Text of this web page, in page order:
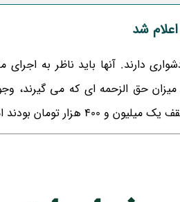
اعلام شد
میزان حق الزحمه ای که می گیرند،
تا امروز مورد موافقت قرار نگرفته است.